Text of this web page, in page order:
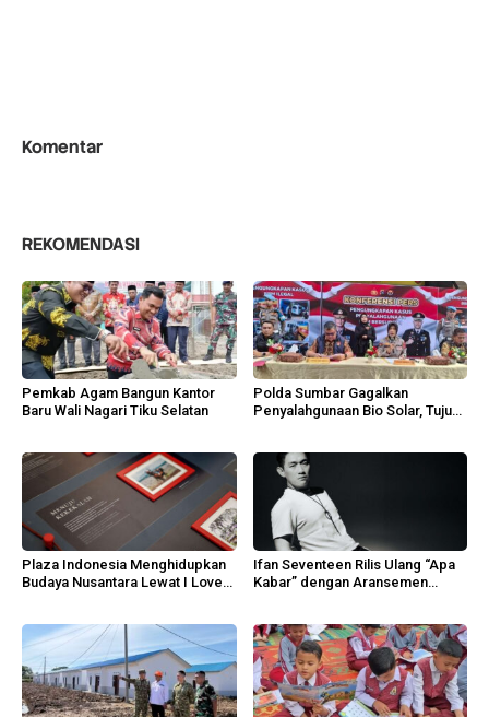
Komentar
REKOMENDASI
Pemkab Agam Bangun Kantor
Baru Wali Nagari Tiku Selatan
Polda Sumbar Gagalkan
Penyalahgunaan Bio Solar, Tujuh
Plaza Indonesia Menghidupkan
Budaya Nusantara Lewat I Love
Ifan Seventeen Rilis Ulang “Apa
Kabar” dengan Aransemen